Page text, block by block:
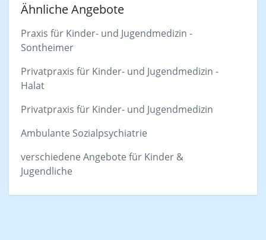
Ähnliche Angebote
Praxis für Kinder- und Jugendmedizin -
Sontheimer
Privatpraxis für Kinder- und Jugendmedizin -
Halat
Privatpraxis für Kinder- und Jugendmedizin
Ambulante Sozialpsychiatrie
verschiedene Angebote für Kinder &
Jugendliche